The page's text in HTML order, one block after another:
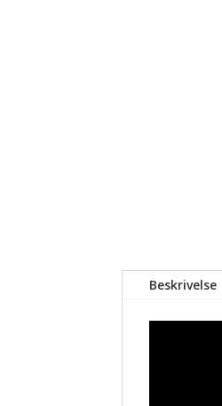
Beskrivelse